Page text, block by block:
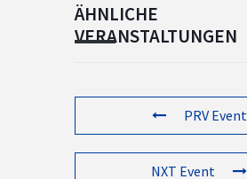
ÄHNLICHE
VERANSTALTUNGEN
PRV Event
NXT Event